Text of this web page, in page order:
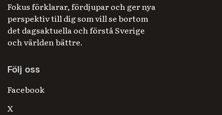
Fokus förklarar, fördjupar och ger nya
perspektiv till dig som vill se bortom
det dagsaktuella och förstå Sverige
och världen bättre.
Följ oss
Facebook
X